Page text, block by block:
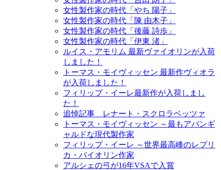
女性製作家の時代「やち 陽子」
女性製作家の時代「陳 由木子」
女性製作家の時代「後藤 詩歩」
女性製作家の時代「伊東 渚」
ルイス・アモリム 最新ヴァイオリンが入荷
しました！
トーマス・モイヴィッセン 最新作ヴィオラ
が入荷しました！
フィリップ・イーレ最新作が入荷しまし
た！
追悼記事 レナート・スクロラベッツァ
トーマス・モイヴィッセン ～最もアバンギ
ャルドな現代製作家
フィリップ・イーレ ～世界最高峰のレプリ
カ・バイオリン作家
アルシェの弓が16年VSAで入賞